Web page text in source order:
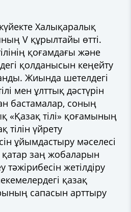
Халықаралық
V құрылтайы өтті.
қоғамдағы және
қолданысын кеңейту
Жиында шетелдегі
мен ұлттық дәстүрін
бастамалар, соның
«Қазақ тілі» қоғамының
тілін үйрету
ұйымдастыру мәселесі
қатар заң жобаларын
тәжірибесін жетілдіру
қазақ
сапасын арттыру